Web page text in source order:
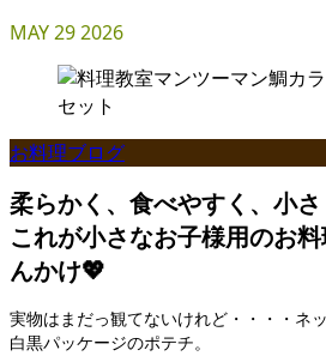
MAY292026
お料理ブログ
柔らかく、食べやすく、小さ
これが小さなお子様用のお
んかけ💖
実物はまだっ観てないけれど・・・・ネ
白黒パッケージのポテチ。